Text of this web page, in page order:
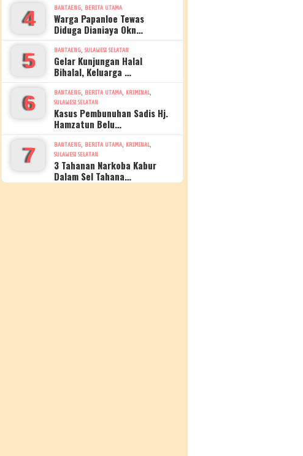
4 BANTAENG, BERITA UTAMA
Warga Papanloe Tewas
Diduga Dianiaya Okn…
5 BANTAENG,SULAWESI SELATAN
Gelar Kunjungan Halal
Bihalal, Keluarga …
6 BANTAENG, BERITA UTAMA, KRIMINAL,
SULAWESI SELATAN
Kasus Pembunuhan Sadis Hj.
Hamzatun Belu…
7 BANTAENG, BERITA UTAMA, KRIMINAL,
SULAWESI SELATAN
3 Tahanan Narkoba Kabur
Dalam Sel Tahana…